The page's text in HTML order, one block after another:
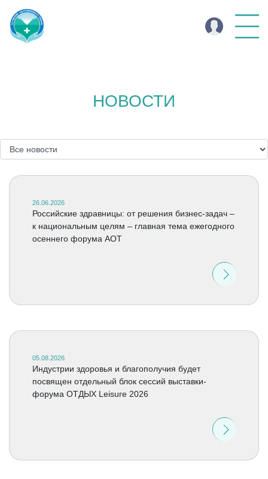
НОВОСТИ
26.06.2026
Российские здравницы: от решения бизнес-задач –
к национальным целям – главная тема ежегодного
осеннего форума АОТ
05.08.2026
Индустрии здоровья и благополучия будет
посвящен отдельный блок сессий выставки-
форума ОТДЫХ Leisure 2026